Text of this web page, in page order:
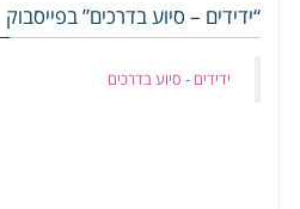
“ידידים – סיוע בדרכים” בפייסבוק
‏ידידים - סיוע בדרכים